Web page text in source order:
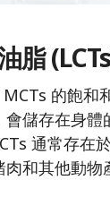
脂
的飽和
儲存在身體
通常存在
和其他動物